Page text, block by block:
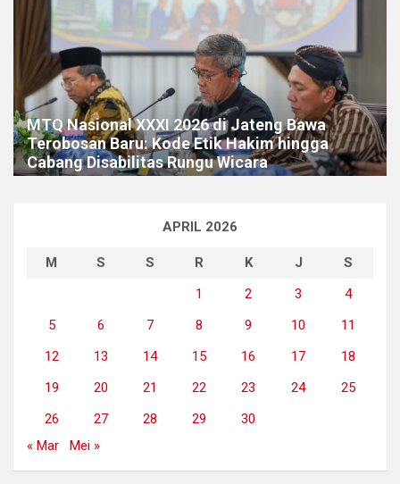
MTQ Nasional XXXI 2026 di Jateng Bawa
Terobosan Baru: Kode Etik Hakim hingga
Cabang Disabilitas Rungu Wicara
APRIL 2026
M S S R K J
S
1
2 3
4
5
6 7 8 9 10
11
12
13 14 15 16 17
18
19
20 21 22 23 24
25
26
27 28 29
30
« Mar
Mei »